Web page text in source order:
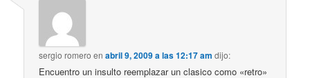
sergio romero enabril 9, 2009 a las 12:17 am dijo:
Encuentro un insulto reemplazar un clasico como «retro»